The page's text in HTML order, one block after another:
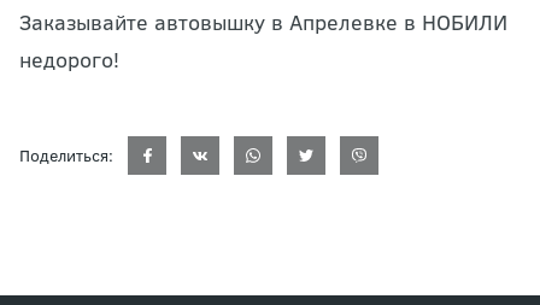
Заказывайте автовышку в Апрелевке в НОБИЛИ
недорого!
Поделиться: